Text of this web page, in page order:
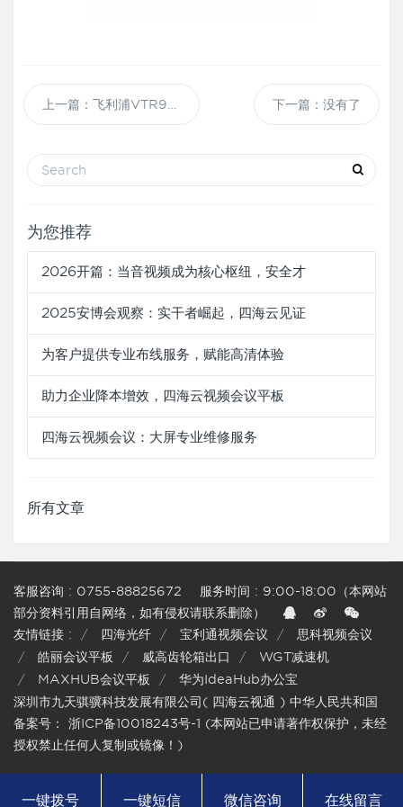
下一篇：没有了
为您推荐
2026开篇：当音视频成为核心枢纽，安全才
2025安博会观察：实干者崛起，四海云见证
为客户提供专业布线服务，赋能高清体验
助力企业降本增效，四海云视频会议平板
四海云视频会议：大屏专业维修服务
所有文章
客服咨询 : 0755-88825672 服务时间 : 9:00-18:00（本网站
部分资料引用自网络，如有侵权请联系删除）
友情链接 :
四海光纤 宝利通视频会议
思科视频会议
皓丽会议平板
威高齿轮箱出口
WGT减速机
MAXHUB会议平板
华为IdeaHub办公宝
深圳市九天骐骥科技发展有限公司( 四海云视通 ) 中华人民共和国
备案号： 浙ICP备10018243号-1 (本网站已申请著作权保护，未经
授权禁止任何人复制或镜像！)
一键拨号 一键短信 微信咨询 在线留言